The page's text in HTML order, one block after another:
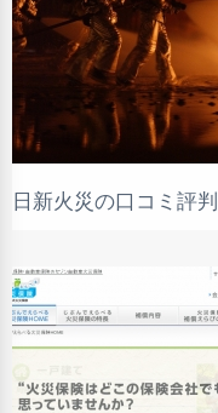
日新火災の口コミ評判